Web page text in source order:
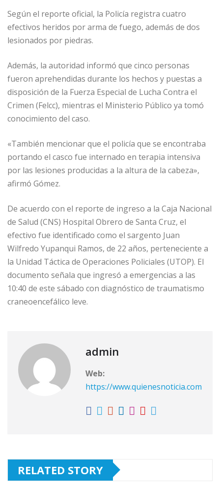
Según el reporte oficial, la Policía registra cuatro
efectivos heridos por arma de fuego, además de dos
lesionados por piedras.
Además, la autoridad informó que cinco personas
fueron aprehendidas durante los hechos y puestas a
disposición de la Fuerza Especial de Lucha Contra el
Crimen (Felcc), mientras el Ministerio Público ya tomó
conocimiento del caso.
«También mencionar que el policía que se encontraba
portando el casco fue internado en terapia intensiva
por las lesiones producidas a la altura de la cabeza»,
afirmó Gómez.
De acuerdo con el reporte de ingreso a la Caja Nacional
de Salud (CNS) Hospital Obrero de Santa Cruz, el
efectivo fue identificado como el sargento Juan
Wilfredo Yupanqui Ramos, de 22 años, perteneciente a
la Unidad Táctica de Operaciones Policiales (UTOP). El
documento señala que ingresó a emergencias a las
10:40 de este sábado con diagnóstico de traumatismo
craneoencefálico leve.
admin
Web:
https://www.quienesnoticia.com
RELATED STORY